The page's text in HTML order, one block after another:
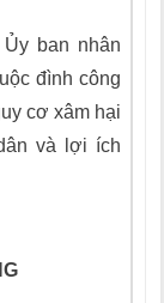
ban nhân
đình công
cơ xâm hại
và lợi ích